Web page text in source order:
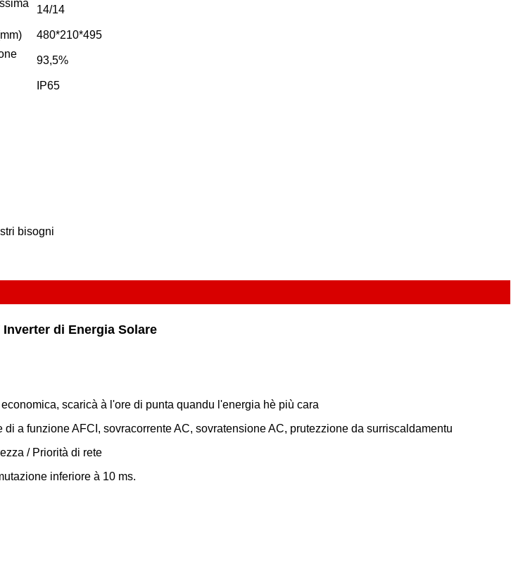
14/14
480*210*495
93,5%
IP65
bisogni
di Energia Solare
scaricà à l'ore di punta quandu l'energia hè più cara
a funzione AFCI, sovracorrente AC, sovratensione AC, prutezzione da surriscaldamentu
/ Priorità di rete
inferiore à 10 ms.